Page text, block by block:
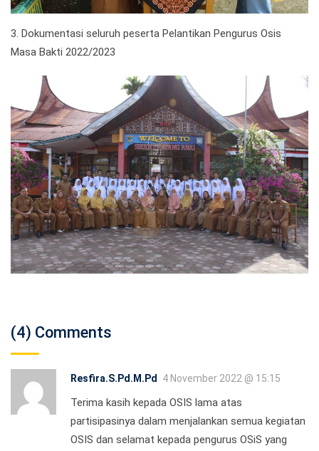
3. Dokumentasi seluruh peserta Pelantikan Pengurus Osis
Masa Bakti 2022/2023
(4) Comments
Resfira.S.Pd.M.Pd 4 November 2022 @ 15:15
Terima kasih kepada OSIS lama atas
partisipasinya dalam menjalankan semua kegiatan
OSIS dan selamat kepada pengurus OSiS yang